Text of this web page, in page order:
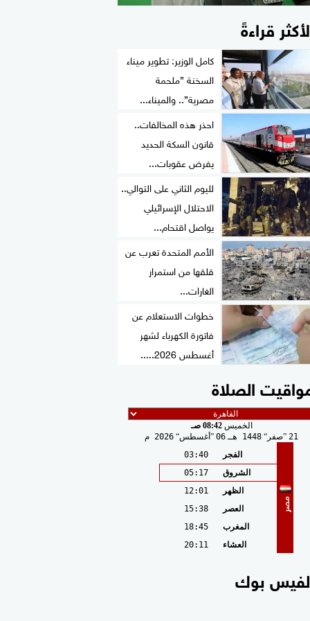
قراءةً
كامل الوزير: تطوير ميناء
السخنة ”ملحمة
مصرية”.. والميناء...
احذر هذه المخالفات..
قانون السكة الحديد
يفرض عقوبات...
لليوم الثاني على التوالي..
الاحتلال الإسرائيلي
يواصل اقتحام...
الأمم المتحدة تعرب عن
قلقها من استمرار
الغارات...
خطوات الاستعلام عن
فاتورة الكهرباء لشهر
أغسطس 2026.....
الصلاة
الخميس08:42 صـ
21 صفر 1448 هـ 06 أغسطس 2026 م
مصر
الفجر
03:40
الشروق
05:17
الظهر
12:01
العصر
15:38
المغرب
18:45
العشاء
20:11
بوك